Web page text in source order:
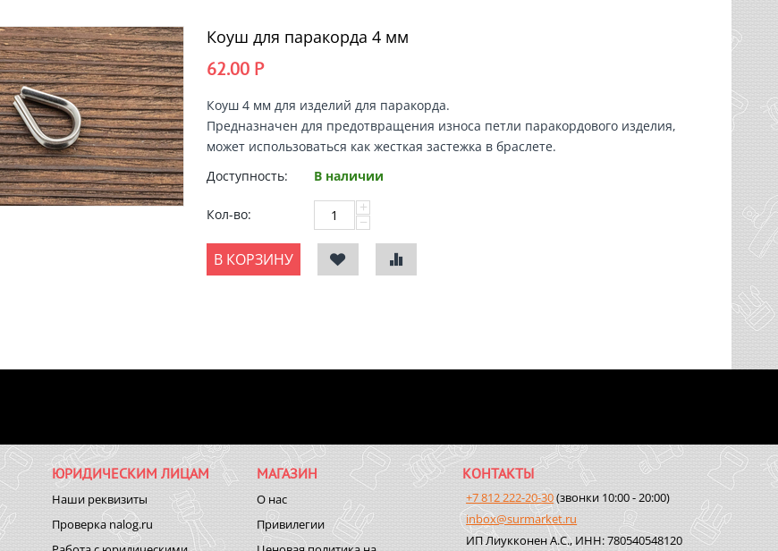
Коуш для паракорда 4 мм
62.00 Р
Коуш 4 мм для изделий для паракорда.
Предназначен для предотвращения износа петли паракордового изделия,
может использоваться как жесткая застежка в браслете.
Доступность:
В наличии
Кол-во: +
−
В КОРЗИНУ
ЮРИДИЧЕСКИМ ЛИЦАМ
Наши реквизиты
Проверка nalog.ru
МАГАЗИН
О нас
Привилегии
КОНТАКТЫ
+7 812 222-20-30(звонки 10:00 - 20:00)
inbox@surmarket.ru
ИП Лиукконен А.С., ИНН: 780540548120